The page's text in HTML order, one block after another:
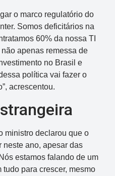
o marco regulatório do
Somos deficitários na
60% da nossa TI
apenas remessa de
no Brasil e
política vai fazer o
acrescentou.
ministro declarou que o
neste ano, apesar das
estamos falando de um
para crescer, mesmo